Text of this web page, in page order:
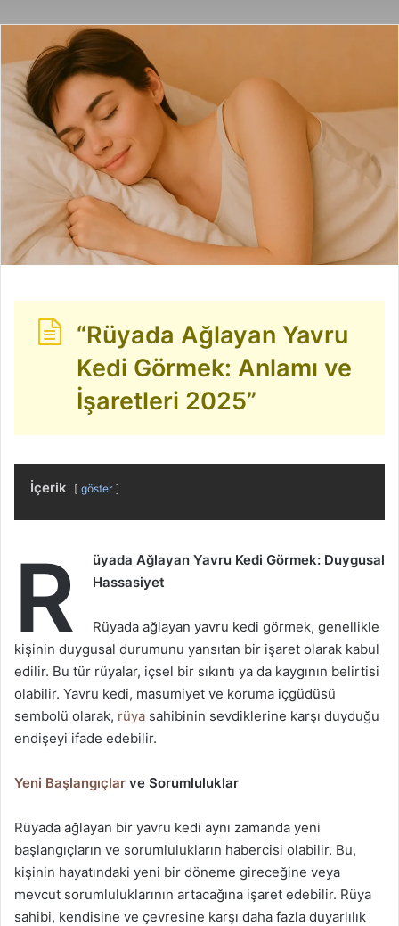
“Rüyada Ağlayan Yavru
Kedi Görmek: Anlamı ve
İşaretleri 2025”
İçerik göster
R
üyada Ağlayan Yavru Kedi Görmek: Duygusal
Hassasiyet
Rüyada ağlayan yavru kedi görmek, genellikle
kişinin duygusal durumunu yansıtan bir işaret olarak kabul
edilir. Bu tür rüyalar, içsel bir sıkıntı ya da kaygının belirtisi
olabilir. Yavru kedi, masumiyet ve koruma içgüdüsü
sembolü olarak, rüya sahibinin sevdiklerine karşı duyduğu
endişeyi ifade edebilir.
Yeni Başlangıçlar ve Sorumluluklar
Rüyada ağlayan bir yavru kedi aynı zamanda yeni
başlangıçların ve sorumlulukların habercisi olabilir. Bu,
kişinin hayatındaki yeni bir döneme gireceğine veya
mevcut sorumluluklarının artacağına işaret edebilir. Rüya
sahibi, kendisine ve çevresine karşı daha fazla duyarlılık